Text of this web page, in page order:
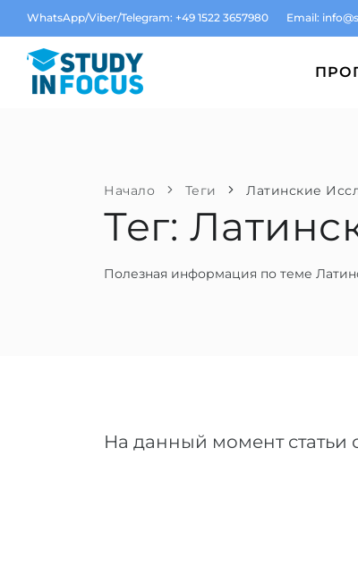
WhatsApp/Viber/Telegram: +49 1522 3657980 Email:
Начало Теги Латинские
Тег:
Полезная информация по теме
На данный момент статьи